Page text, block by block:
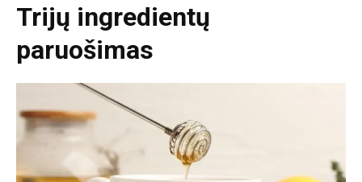
Trijų ingredientų
paruošimas